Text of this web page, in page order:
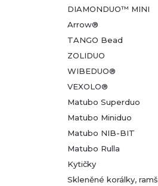
DIAMONDUO™ MINI
Arrow®
TANGO Bead
ZOLIDUO
WIBEDUO®
VEXOLO®
Matubo Superduo
Matubo Miniduo
Matubo NIB-BIT
Matubo Rulla
Kytičky
Skleněné korálky, ramš